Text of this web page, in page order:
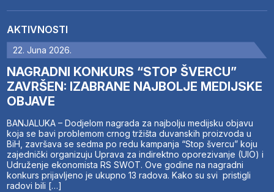
AKTIVNOSTI
22. Juna 2026.
NAGRADNI KONKURS “STOP ŠVERCU”
ZAVRŠEN: IZABRANE NAJBOLJE MEDIJSKE
OBJAVE
BANJALUKA – Dodjelom nagrada za najbolju medijsku objavu
koja se bavi problemom crnog tržišta duvanskih proizvoda u
BiH, završava se sedma po redu kampanja “Stop švercu” koju
zajednički organizuju Uprava za indirektno oporezivanje (UIO) i
Udruženje ekonomista RS SWOT. Ove godine na nagradni
konkurs prijavljeno je ukupno 13 radova. Kako su svi pristigli
radovi bili […]